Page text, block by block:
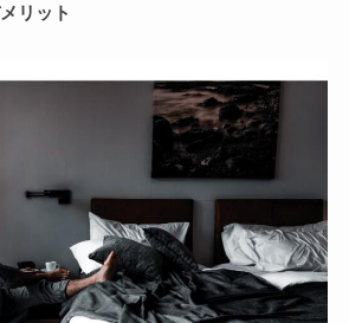
リット